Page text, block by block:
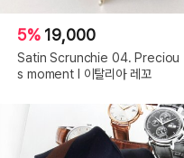
5% 19,000
Satin Scrunchie 04. Preciou
s moment l 이탈리아 레꼬